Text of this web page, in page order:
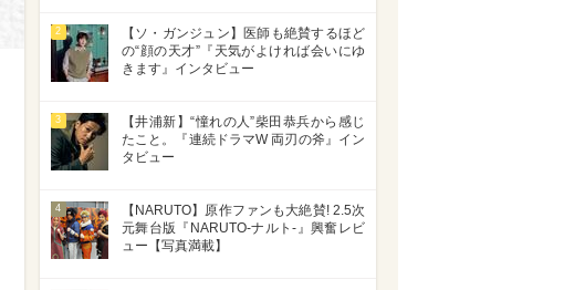
2
【ソ・ガンジュン】医師も絶賛するほど
の“顔の天才”『天気がよければ会いにゆ
きます』インタビュー
3
【井浦新】“憧れの人”柴田恭兵から感じ
たこと。『連続ドラマW 両刃の斧』イン
タビュー
4
【NARUTO】原作ファンも大絶賛! 2.5次
元舞台版『NARUTO-ナルト-』興奮レビ
ュー【写真満載】